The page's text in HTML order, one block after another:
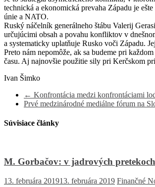
technická a ekonomická prevaha Západu je
únie a NATO.
Ruský náčelník generálneho štábu Valerij
určujúcimi obsah a povahu konfliktov v
a systematicky uplatňuje Rusko voči Západu.
Preto nám nepomôže, ak sa budeme pri
času. Aj najnovšie použitie sily pri Kerčskom
Ivan Šimko
← Konfrontácia medzi konfrontáciami
Prvé medzinárodné mediálne fórum na
Súvisiace články
M. Gorbačov: v jadrových
13. februára 201913. februára 2019 Finančné